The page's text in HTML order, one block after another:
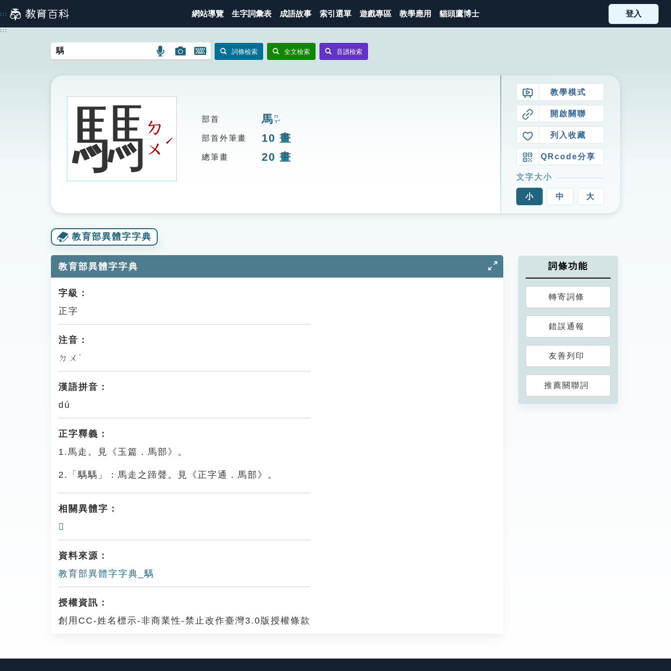
到
主
::: 網站導覽 生字詞彙表 成語故事 索引選單 遊戲專區 教學應用 貓頭鷹博士 登入
:::
語
搜
圖
圖
搜
開
鍵
詞條檢索 全文檢索 音讀檢索
騳ㄉ
ㄨ
ˊ
部首 馬ㄇㄚˇ
部首外筆畫 10 畫
總筆畫 20 畫
教學模式
開啟關聯
列入收藏
QRcode分享
文字大小
小 中 大
教育部異體字字典
教育部異體字字典
字級：
正字
注音：
ㄉㄨˊ
漢語拼音：
dú
正字釋義：
1.馬走。見《玉篇．馬部》。
2.「騳騳」：馬走之蹄聲。見《正字通．馬部》。
相關異體字：
𩥋
資料來源：
教育部異體字字典_騳
授權資訊：
創用CC-姓名標示-非商業性-禁止改作臺灣3.0版授權條款
詞條功能
轉寄詞條
錯誤通報
友善列印
推薦關聯詞